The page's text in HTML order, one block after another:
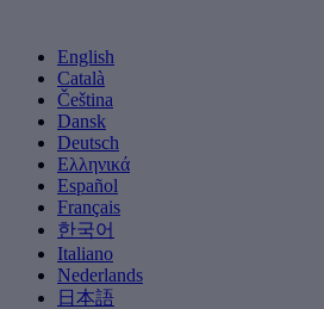
English
Català
Čeština
Dansk
Deutsch
Ελληνικά
Español
Français
한국어
Italiano
Nederlands
日本語